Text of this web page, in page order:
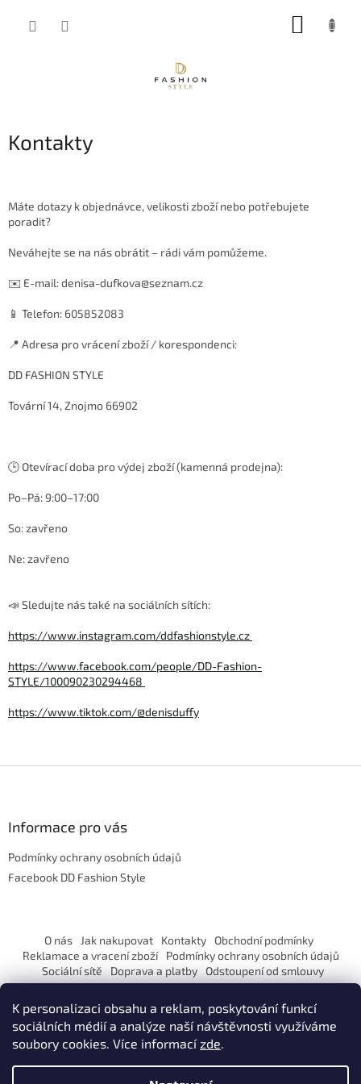
K personalizaci obsahu a reklam, poskytování funkcí
sociálních médií a analýze naší návštěvnosti využíváme
soubory cookies. Více informacízde.
Kontakty
Máte dotazy k objednávce, velikosti zboží nebo potřebujete
poradit?
Neváhejte se na nás obrátit – rádi vám pomůžeme.
✉️ E-mail: denisa-dufkova@seznam.cz
📱 Telefon: 605852083
📍 Adresa pro vrácení zboží / korespondenci:
DD FASHION STYLE
Tovární 14, Znojmo 66902
🕒 Otevírací doba pro výdej zboží (kamenná prodejna):
Po–Pá: 9:00–17:00
So: zavřeno
Ne: zavřeno
📣 Sledujte nás také na sociálních sítích:
https://www.instagram.com/ddfashionstyle.cz
https://www.facebook.com/people/DD-Fashion-
STYLE/100090230294468
https://www.tiktok.com/@denisduffy
Informace pro vás
Podmínky ochrany osobních údajů
Facebook DD Fashion Style
O nás Jak nakupovat Kontakty
Obchodní podmínky
Reklamace a vracení zboží
Podmínky ochrany osobních údajů
Sociální sítě
Doprava a platby Odstoupení od smlouvy